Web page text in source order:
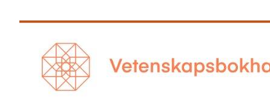
till